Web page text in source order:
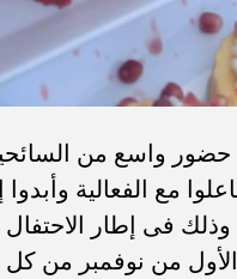
حضور واسع من
مع الفعالية
وذلك فى إطار الاحتفال
الأول من نوفمبر من